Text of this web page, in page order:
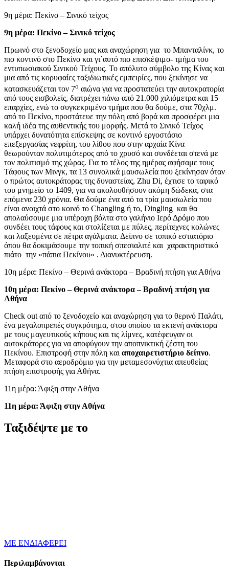
9η μέρα: Πεκίνο – Σινικό τείχος
9η μέρα: Πεκίνο – Σινικό τείχος
Πρωινό στο ξενοδοχείο μας και αναχώρηση για το Μπανταλίνκ, το
πιο κοντινό στο Πεκίνο και γι΄αυτό πιο επισκέψιμο- τμήμα του
εντυπωσιακού Σινικού Τείχους. Το απόλυτο σύμβολο της Κίνας και
μια από τις κορυφαίες ταξιδιωτικές εμπειρίες, που ξεκίνησε να
κατασκευάζεται τον 7ο αιώνα για να προστατεύει την αυτοκρατορία
από τους εισβολείς, διατρέχει πάνω από 21.000 χιλιόμετρα και 15
επαρχίες, ενώ το συγκεκριμένο τμήμα που θα δούμε, στα 70χλμ.
από το Πεκίνο, προστάτευε την πόλη από βορά και προσφέρει μια
καλή ιδέα της αυθεντικής του μορφής. Μετά το Σινικό Τείχος
υπάρχει δυνατότητα επίσκεψης σε κοντινό εργοστάσιο
επεξεργασίας νεφρίτη, του λίθου που στην αρχαία Κίνα
θεωρούνταν πολυτιμότερος από το χρυσό και συνδέεται στενά με
τον πολιτισμό της χώρας. Για το τέλος της ημέρας αφήσαμε τους
Τάφους των Μινγκ, τα 13 συνολικά μαυσωλεία που ξεκίνησαν όταν
ο πρώτος αυτοκράτορας της δυναστείας, Zhu Di, έχτισε το ταφικό
του μνημείο το 1409, για να ακολουθήσουν ακόμη δώδεκα, στα
επόμενα 230 χρόνια. Θα δούμε ένα από τα τρία μαυσωλεία που
είναι ανοιχτά στο κοινό το Changling ή το, Dingling και θα
απολαύσουμε μια υπέροχη βόλτα στο γαλήνιο Ιερό Δρόμο που
συνδέει τους τάφους και στολίζεται με πύλες, περίτεχνες κολώνες
και λαξευμένα σε πέτρα αγάλματα. Δείπνο σε τοπικό εστιατόριο
όπου θα δοκιμάσουμε την τοπική σπεσιαλιτέ και χαρακτηριστικό
πιάτο την «πάπια Πεκίνου» . Διανυκτέρευση.
10η μέρα: Πεκίνο – Θερινά ανάκτορα – Βραδινή πτήση για Αθήνα
10η μέρα: Πεκίνο – Θερινά ανάκτορα – Βραδινή πτήση για
Αθήνα
Check out από το ξενοδοχείο και αναχώρηση για το θερινό Παλάτι,
ένα μεγαλοπρεπές συγκρότημα, στου οποίου τα εκτενή ανάκτορα
με τους μαγευτικούς κήπους και τις λίμνες, κατέφευγαν οι
αυτοκράτορες για να αποφύγουν την αποπνικτική ζέστη του
Πεκίνου. Επιστροφή στην πόλη και αποχαιρετιστήριο δείπνο.
Μεταφορά στο αεροδρόμιο για την μεταμεσονύχτια απευθείας
πτήση επιστροφής για Αθήνα.
11η μέρα: Άφιξη στην Αθήνα
11η μέρα: Άφιξη στην Αθήνα
Ταξιδέψτε με το
ΜΕ ΕΝΔΙΑΦΕΡΕΙ
Περιλαμβάνονται